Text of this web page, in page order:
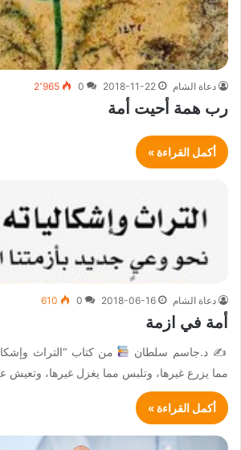
دعاة الشام 2018-11-22
0 2٬965
رب همة أحيت أمة
أكمل القراءة »
دعاة الشام 2018-06-16
0
610
أمة في ازمة
✍ د.جاسم سلطان
من كتاب “التراث
مما يزرع غيرها، وتلبس مما يغزل غيرها، وتعيش
أكمل القراءة »